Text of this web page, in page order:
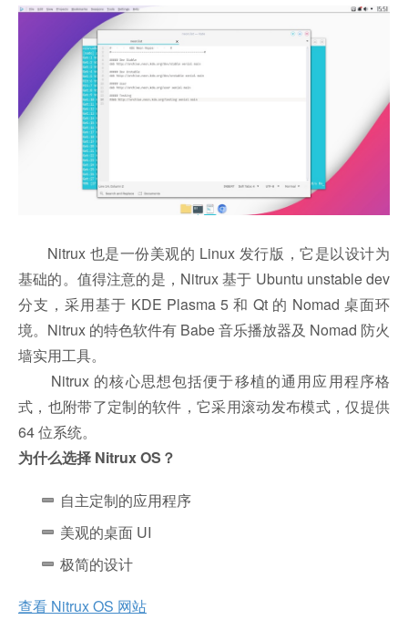
Nitrux 也是一份美观的 Linux 发行版，它是以设计为
基础的。值得注意的是，Nitrux 基于 Ubuntu unstable dev
分支，采用基于 KDE Plasma 5 和 Qt 的 Nomad 桌面环
境。Nitrux 的特色软件有 Babe 音乐播放器及 Nomad 防火
墙实用工具。
Nitrux 的核心思想包括便于移植的通用应用程序格
式，也附带了定制的软件，它采用滚动发布模式，仅提供
64 位系统。
为什么选择 Nitrux OS？
自主定制的应用程序
美观的桌面 UI
极简的设计
查看 Nitrux OS 网站